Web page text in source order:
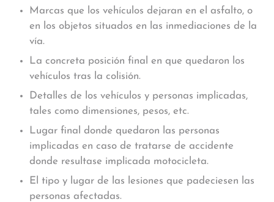
Marcas que los vehículos dejaran en el asfalto, o
en los objetos situados en las inmediaciones de la
vía.
La concreta posición final en que quedaron los
vehículos tras la colisión.
Detalles de los vehículos y personas implicadas,
tales como dimensiones, pesos, etc.
Lugar final donde quedaron las personas
implicadas en caso de tratarse de accidente
donde resultase implicada motocicleta.
El tipo y lugar de las lesiones que padeciesen las
personas afectadas.